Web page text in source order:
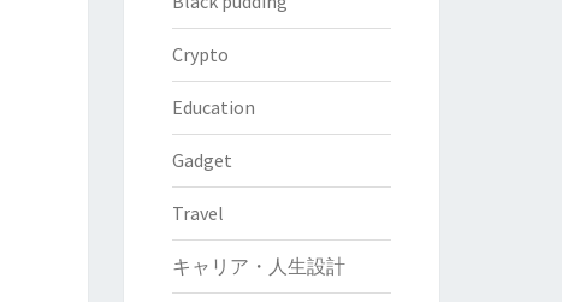
Crypto
Education
Gadget
Travel
キャリア・人生設計